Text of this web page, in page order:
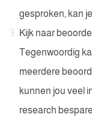
gesproken, kan
Kijk naar
Tegenwoordig
meerdere
kunnen jou veel
research